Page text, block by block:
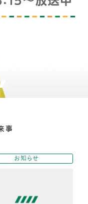
事
お知らせ